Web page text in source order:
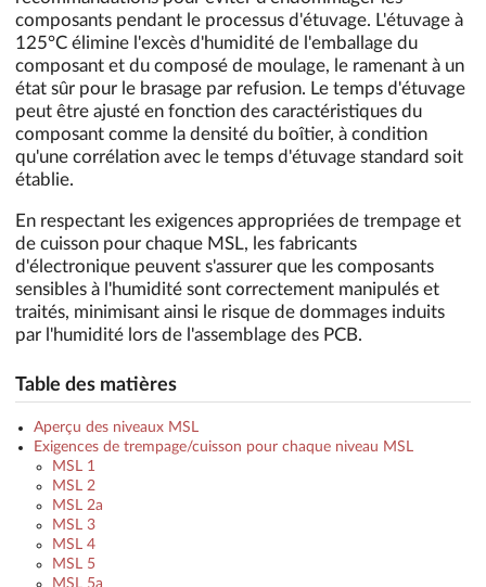
composants pendant le processus d'étuvage. L'étuvage à
125°C élimine l'excès d'humidité de l'emballage du
composant et du composé de moulage, le ramenant à un
état sûr pour le brasage par refusion. Le temps d'étuvage
peut être ajusté en fonction des caractéristiques du
composant comme la densité du boîtier, à condition
qu'une corrélation avec le temps d'étuvage standard soit
établie.
En respectant les exigences appropriées de trempage et
de cuisson pour chaque MSL, les fabricants
d'électronique peuvent s'assurer que les composants
sensibles à l'humidité sont correctement manipulés et
traités, minimisant ainsi le risque de dommages induits
par l'humidité lors de l'assemblage des PCB.
Table des matières
Aperçu des niveaux MSL
Exigences de trempage/cuisson pour chaque niveau MSL
MSL 1
MSL 2
MSL 2a
MSL 3
MSL 4
MSL 5